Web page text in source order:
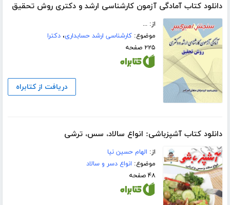
دانلود کتاب آمادگی آزمون کارشناسی ارشد و دکتری روش تحقیق
از: ...
موضوع:کارشناسی ارشد حسابداری،دکترا
۲۲۵ صفحه
دریافت از کتابراه
دانلود کتاب آشپزباشی: انواع سالاد، سس، ترشى
از: الهام حسین نیا
موضوع: انواع دسر و سالاد
۴۸ صفحه